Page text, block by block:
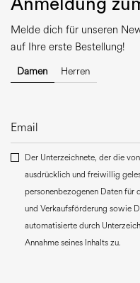
Anmeldung
Melde dich für unseren
auf Ihre erste Bestellung!
Damen Herren
Der Unterzeichnete, der die
ausdrücklich und freiwillig
personenbezogenen Daten für
und Verkaufsförderung sowie
automatisierte durch
Annahme seines Inhalts zu.